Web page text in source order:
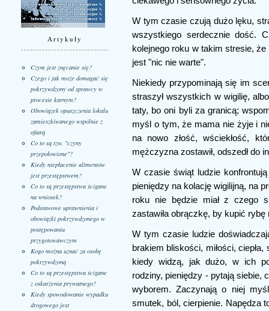
Artykuły
Czym jest znęcanie się?
Czego i jak może domagać się
pokrzywdzony od sprawcy w
procesie karnym?
Obowiązek opuszczenia lokalu
zamieszkiwanego wspólnie z
ofiarą
Co to są tzw. "czyny
przepołowione"?
Kiedy niepłacenie alimentów
jest przestępstwem?
Co to są przestępstwa ścigane
na wniosek?
Podstawowe uprawnienia i
obowiązki pokrzywdzonego w
postępowaniu
przygotowawczym
Kogo można uznać za osobę
pokrzywdzoną
Co to są przestępstwa ścigane
z oskarżenia prywatnego?
Kiedy spowodowanie wypadku
drogowego jest
W tym czasie czują dużo lęku,
wszystkiego serdecznie dość.
kolejnego roku w takim stresie,
jest "nic nie warte".
Niekiedy przypominają się im
straszył wszystkich w wigilię,
taty, bo oni byli za granicą;
myśl o tym, że mama nie żyje i
na nowo złość, wściekłość,
mężczyzna zostawił, odszedł do
W czasie świąt ludzie
pieniędzy na kolację wigilijną, na
roku nie będzie miał z czego
zastawiła obrączkę, by kupić rybę
W tym czasie ludzie
brakiem bliskości, miłości,
kiedy widzą, jak dużo, w ich
rodziny, pieniędzy - pytają siebie,
wyborem. Zaczynają o niej
smutek, ból, cierpienie. Napędza